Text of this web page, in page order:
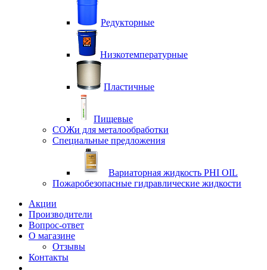
Редукторные
Низкотемпературные
Пластичные
Пищевые
СОЖи для металообработки
Специальные предложения
Вариаторная жидкость PHI OIL
Пожаробезопасные гидравлические жидкости
Акции
Производители
Вопрос-ответ
О магазине
Отзывы
Контакты